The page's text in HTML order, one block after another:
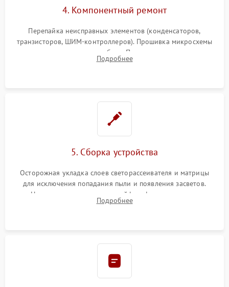
4. Компонентный ремонт
Перепайка неисправных элементов (конденсаторов,
транзисторов, ШИМ-контроллеров). Прошивка микросхемы
памяти при программных сбоях. При поломке подсветки —
разборка матрицы и замена выгоревших светодиодов.
Подробнее
5. Сборка устройства
Осторожная укладка слоев светорассеивателя и матрицы
для исключения попадания пыли и появления засветов.
Надежное подключение шлейфов, фиксация плат и
аккуратное защелкивание пластикового корпуса монитора.
Подробнее